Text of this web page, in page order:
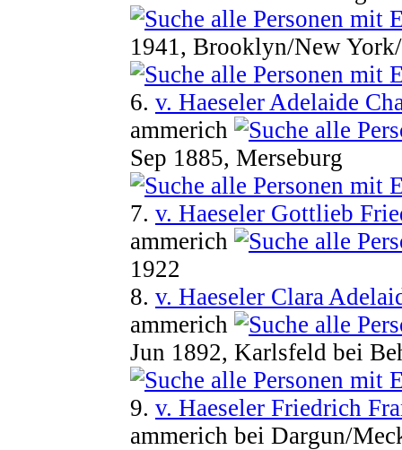
1941, Brooklyn/New
6. v. Haeseler Adelaide
ammerich
Sep 1885, Merseburg
7. v. Haeseler Gottlieb
ammerich
1922
8. v. Haeseler Clara
ammerich
Jun 1892, Karlsfeld bei
9. v. Haeseler Friedrich
ammerich bei Dargun/